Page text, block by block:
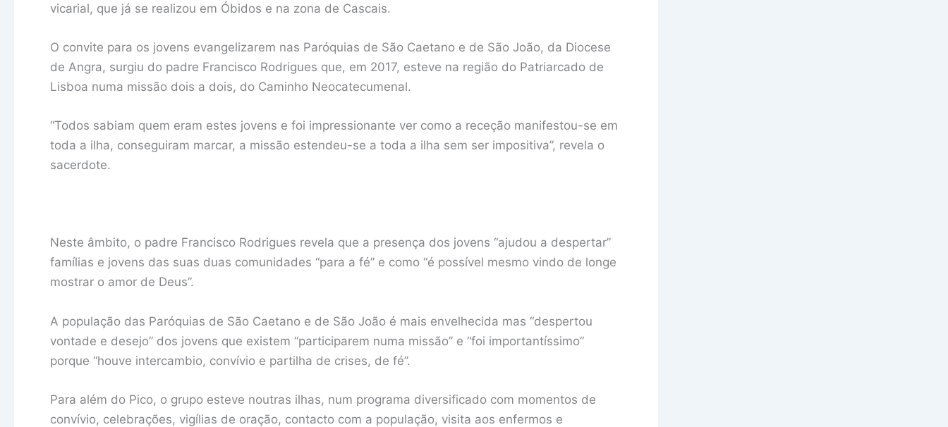
vicarial, que já se realizou em Óbidos e na zona de Cascais.
O convite para os jovens evangelizarem nas Paróquias de São Caetano e de São João, da Diocese
de Angra, surgiu do padre Francisco Rodrigues que, em 2017, esteve na região do Patriarcado de
Lisboa numa missão dois a dois, do Caminho Neocatecumenal.
“Todos sabiam quem eram estes jovens e foi impressionante ver como a receção manifestou-se em
toda a ilha, conseguiram marcar, a missão estendeu-se a toda a ilha sem ser impositiva”, revela o
sacerdote.
Neste âmbito, o padre Francisco Rodrigues revela que a presença dos jovens “ajudou a despertar”
famílias e jovens das suas duas comunidades “para a fé” e como “é possível mesmo vindo de longe
mostrar o amor de Deus”.
A população das Paróquias de São Caetano e de São João é mais envelhecida mas “despertou
vontade e desejo” dos jovens que existem “participarem numa missão” e “foi importantíssimo”
porque “houve intercambio, convívio e partilha de crises, de fé”.
Para além do Pico, o grupo esteve noutras ilhas, num programa diversificado com momentos de
convívio, celebrações, vigílias de oração, contacto com a população, visita aos enfermos e